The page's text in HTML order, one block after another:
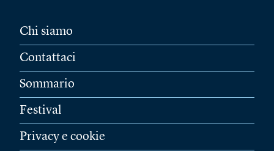
Chi siamo
Contattaci
Sommario
Festival
Privacy e cookie